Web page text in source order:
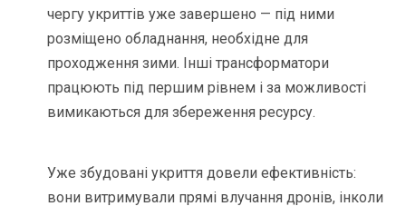
чергу укриттів уже завершено — під ними
розміщено обладнання, необхідне для
проходження зими. Інші трансформатори
працюють під першим рівнем і за можливості
вимикаються для збереження ресурсу.
Уже збудовані укриття довели ефективність:
вони витримували прямі влучання дронів, інколи